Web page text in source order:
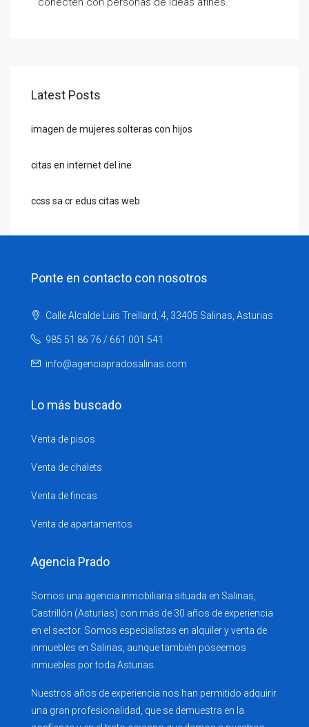
Latest Posts
imagen de mujeres solteras con hijos
citas en internet del ine
ccss sa cr edus citas web
Ponte en contacto con nosotros
Calle Alcalde Luis Treillard, 4, 33405 Salinas, Asturias
985 51 86 76 / 661 001 541
info@agenciapradosalinas.com
Lo más buscado
Venta de pisos
Venta de chalets
Venta de fincas
Venta de apartamentos
Agencia Prado
Somos una agencia inmobiliaria situada en Salinas,
Castrillón (Asturias) con más de 30 años de experiencia
en el sector. Somos especialistas en alquiler y venta de
inmuebles en Salinas, aunque también poseemos
inmuebles por toda Asturias.
Nuestros años de experiencia nos han permitido adquirir
una gran profesionalidad, que se demuestra en la